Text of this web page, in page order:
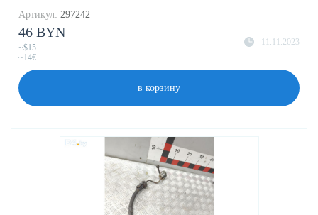
Артикул: 297242
11.11.2023
46 BYN
~$15
~14€
в корзину